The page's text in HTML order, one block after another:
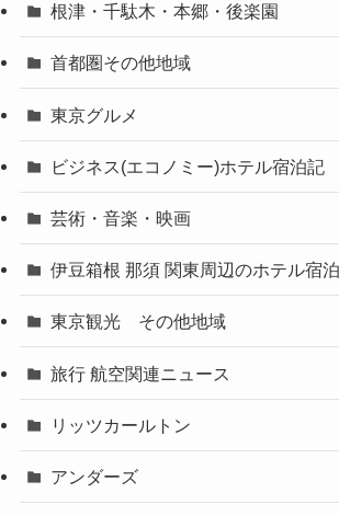
根津・千駄木・本郷・後楽園
首都圏その他地域
東京グルメ
ビジネス(エコノミー)ホテル宿泊記
芸術・音楽・映画
伊豆箱根 那須 関東周辺のホテル宿
東京観光 その他地域
旅行 航空関連ニュース
リッツカールトン
アンダーズ